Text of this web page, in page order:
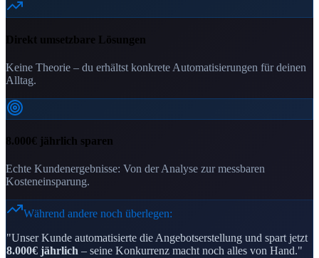
Direkt umsetzbare Lösungen
Keine Theorie – du erhältst konkrete Automatisierungen für deinen
Alltag.
8.000€ jährlich sparen
Echte Kundenergebnisse: Von der Analyse zur messbaren
Kosteneinsparung.
Während andere noch überlegen:
"Unser Kunde automatisierte die Angebotserstellung und spart jetzt
8.000€ jährlich – seine Konkurrenz macht noch alles von Hand."